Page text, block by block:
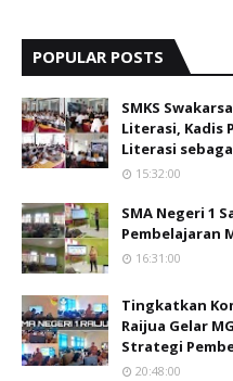
POPULAR POSTS
SMKS
Literasi, Kadis
Literasi
15:32:00
SMA Negeri 1
Pembelajaran
16:31:00
Tingkatkan
Raijua Gelar
Strategi
20:48:00